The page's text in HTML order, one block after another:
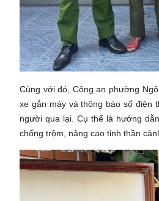
Cùng với đó, Công an phường
xe gắn máy và thông báo số điện
người qua lại. Cụ thể là hướng
chống trộm, nâng cao tinh thần